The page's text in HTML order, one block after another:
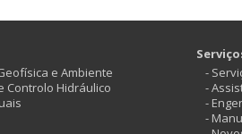
e Ambiente
Controlo Hidráulico
-
-
-
-